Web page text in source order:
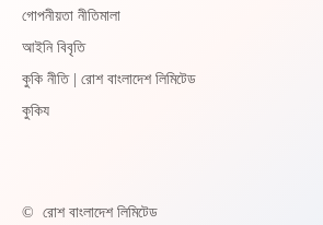
গোপনীয়তা নীতিমালা
আইনি বিবৃতি
কুকি নীতি | রোশ বাংলাদেশ লিমিটেড
কুকিয
© রোশ বাংলাদেশ লিমিটেড